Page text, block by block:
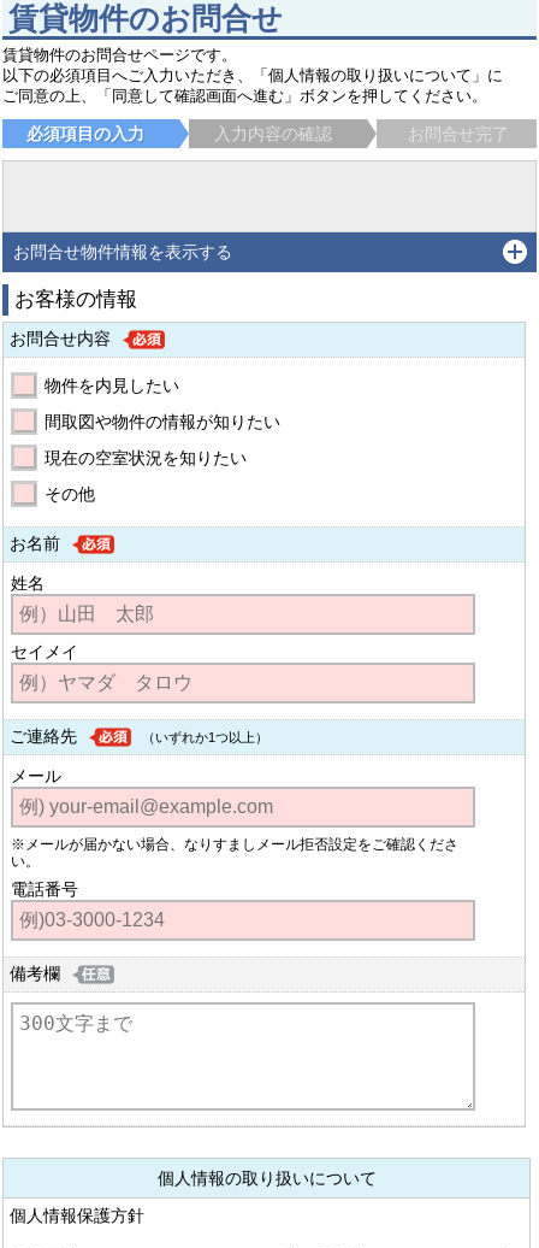
賃貸物件のお問合せ
賃貸物件のお問合せページです。
以下の必須項目へご入力いただき、「個人情報の取り扱いについて」に
ご同意の上、「同意して確認画面へ進む」ボタンを押してください。
必須項目の入力 入力内容の確認 お問合せ完了
お問合せ物件情報を表示する
お客様の情報
お問合せ内容
物件を内見したい
間取図や物件の情報が知りたい
現在の空室状況を知りたい
その他
お名前
姓名
セイメイ
ご連絡先 （いずれか1つ以上）
メール
※メールが届かない場合、なりすましメール拒否設定をご確認くださ
い。
電話番号
備考欄
個人情報の取り扱いについて
個人情報保護方針